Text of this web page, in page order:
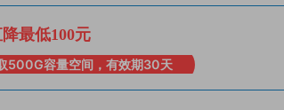
最低100元
500G容量空间，有效期30天